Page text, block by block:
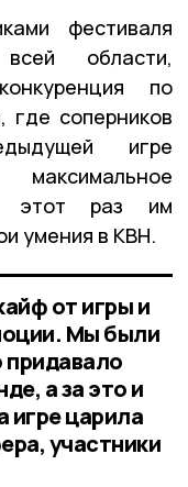
фестиваля
области,
по
где соперников
игре
этот раз им
умения в КВН.
от игры и
Мы были
придавало
а за это и
царила
участники